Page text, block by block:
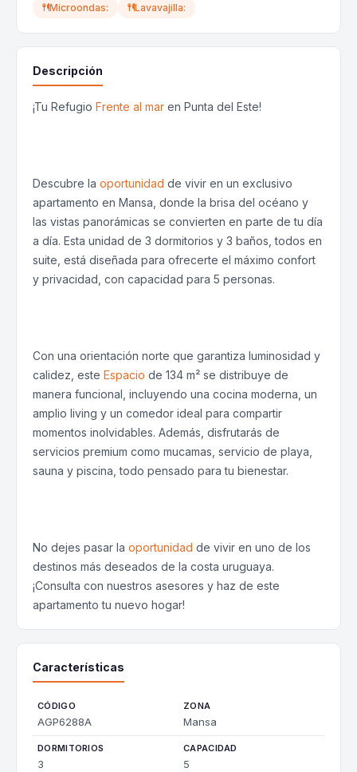
Microondas:
Lavavajilla:
Descripción
¡Tu Refugio Frente al mar en Punta del Este!
Descubre la oportunidad de vivir en un exclusivo
apartamento en Mansa, donde la brisa del océano y
las vistas panorámicas se convierten en parte de tu día
a día. Esta unidad de 3 dormitorios y 3 baños, todos en
suite, está diseñada para ofrecerte el máximo confort
y privacidad, con capacidad para 5 personas.
Con una orientación norte que garantiza luminosidad y
calidez, este Espacio de 134 m² se distribuye de
manera funcional, incluyendo una cocina moderna, un
amplio living y un comedor ideal para compartir
momentos inolvidables. Además, disfrutarás de
servicios premium como mucamas, servicio de playa,
sauna y piscina, todo pensado para tu bienestar.
No dejes pasar la oportunidad de vivir en uno de los
destinos más deseados de la costa uruguaya.
¡Consulta con nuestros asesores y haz de este
apartamento tu nuevo hogar!
Características
CÓDIGO
AGP6288A
ZONA
Mansa
DORMITORIOS
3
CAPACIDAD
5